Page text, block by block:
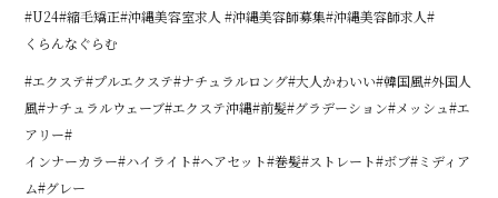
#U24#縮毛矯正#沖縄美容室求人 #沖縄美容師募集#沖縄美容師求人#
くらんなぐらむ
#エクステ#プルエクステ#ナチュラルロング#大人かわいい#韓国風#外国人
風#ナチュラルウェーブ#エクステ沖縄#前髪#グラデーション#メッシュ#エ
アリー#
インナーカラー#ハイライト#ヘアセット#巻髪#ストレート#ボブ#ミディア
ム#グレー